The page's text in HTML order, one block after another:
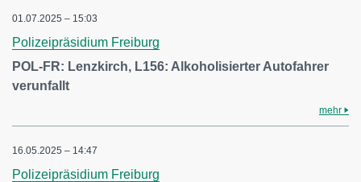
01.07.2025 – 15:03
Polizeipräsidium Freiburg
POL-FR: Lenzkirch, L156: Alkoholisierter Autofahrer
verunfallt
mehr
16.05.2025 – 14:47
Polizeipräsidium Freiburg